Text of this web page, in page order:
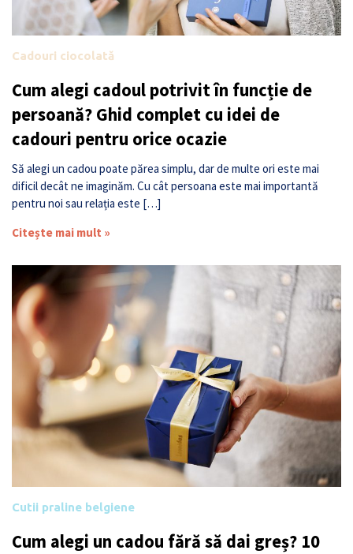
Cadouri ciocolată
Cum alegi cadoul potrivit în funcție de
persoană? Ghid complet cu idei de
cadouri pentru orice ocazie
Să alegi un cadou poate părea simplu, dar de multe ori este mai
dificil decât ne imaginăm. Cu cât persoana este mai importantă
pentru noi sau relația este […]
Citește mai mult »
Cutii praline belgiene
Cum alegi un cadou fără să dai greș? 10